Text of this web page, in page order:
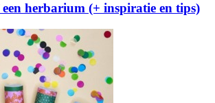
herbarium (+ inspiratie en tips)